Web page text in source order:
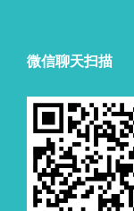
微信聊天扫描